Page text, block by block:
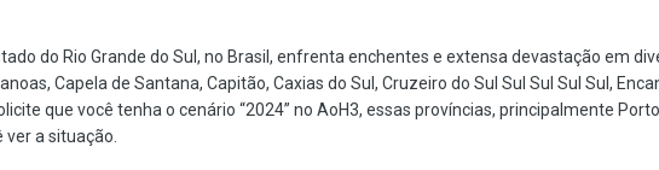
do Rio Grande do Sul, no Brasil, enfrenta enchentes e extensa devastação em
Capela de Santana, Capitão, Caxias do Sul, Cruzeiro do Sul Sul Sul Sul Sul,
que você tenha o cenário “2024” no AoH3, essas províncias, principalmente
ver a situação.